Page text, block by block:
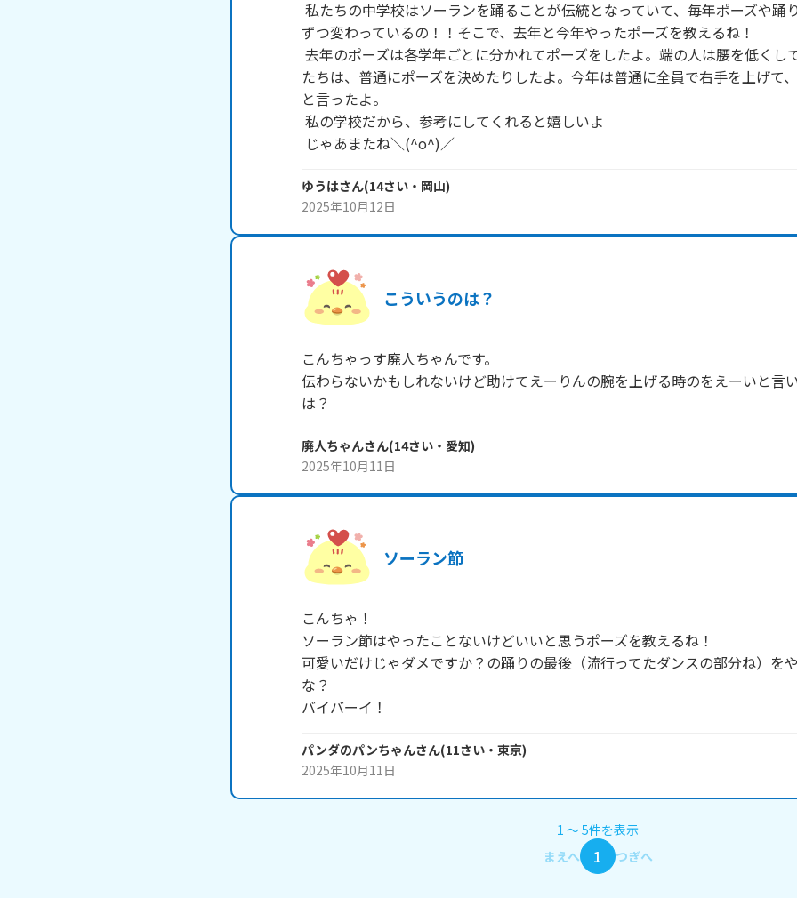
ずつ変わっているの！！そこで、去年と今年やったポーズを教えるね！
たちは、普通にポーズを決めたりしたよ。今年は普通に全員で右手を上げて
と言ったよ。
じゃあまたね＼(^o^)／
ゆうはさん(14さい・ 岡山)
2025年10月12日
こういうのは？
こんちゃっす廃人ちゃんです。
伝わらないかもしれないけど助けてえーりんの腕を上げる時のをえーいと言
は？
廃人ちゃんさん(14さい・ 愛知)
2025年10月11日
ソーラン節
こんちゃ！
ソーラン節はやったことないけどいいと思うポーズを教えるね！
可愛いだけじゃダメですか？の踊りの最後（流行ってたダンスの部分ね）を
な？
バイバーイ！
パンダのパンちゃんさん(11さい・ 東京)
2025年10月11日
1 〜5件を表示
まえへ
1 つぎへ